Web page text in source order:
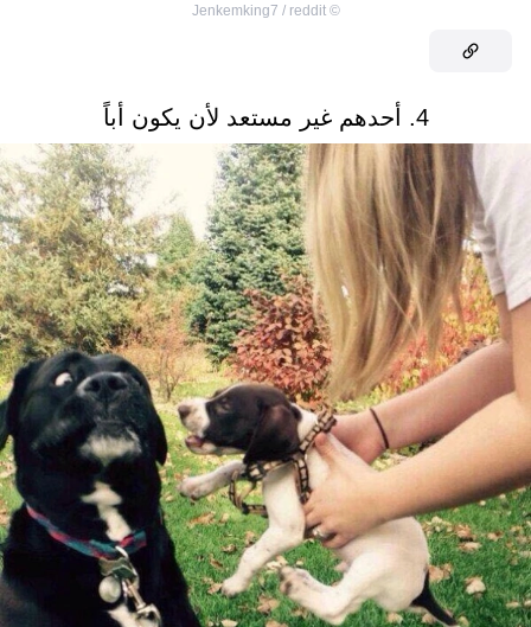
©
Jenkemking7 / reddit
4. أحدهم غير مستعد لأن يكون أباً